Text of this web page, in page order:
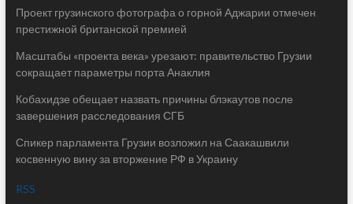
Проект грузинского фотографа о горной Аджарии отмечен
престижной британской премией
Масштабы «проекта века» урезают: правительство Грузии
сокращает параметры порта Анаклия
Кобахидзе обещает назвать причины блэкаутов после
завершения расследования СГБ
Спикер парламента Грузии возложил на Саакашвили
косвенную вину за вторжение РФ в Украину
RSS